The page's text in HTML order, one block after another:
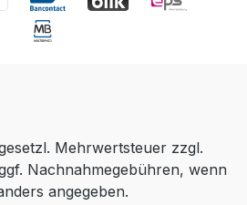
Mehrwertsteuer zzgl.
Nachnahmegebühren, wenn
angegeben.